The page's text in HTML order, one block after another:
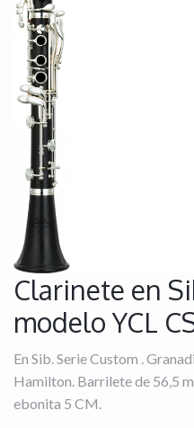
Clarinete en
modelo YCL
En Sib. Serie Custom .
Hamilton. Barrilete de 56,5
ebonita 5 CM.